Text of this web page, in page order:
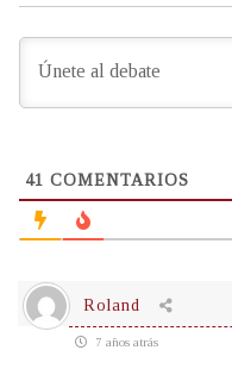
41 COMENTARIOS
Roland
7 años atrás